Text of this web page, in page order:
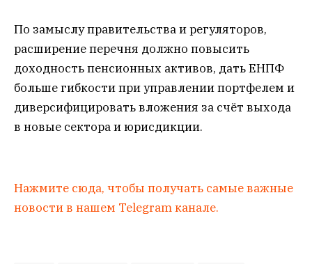
По замыслу правительства и регуляторов,
расширение перечня должно повысить
доходность пенсионных активов, дать ЕНПФ
больше гибкости при управлении портфелем и
диверсифицировать вложения за счёт выхода
в новые сектора и юрисдикции.
Нажмите сюда, чтобы получать самые важные
новости в нашем Telegram канале.